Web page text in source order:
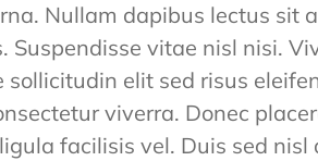
Nullam dapibus lectus sit
Suspendisse vitae nisl nisi.
sollicitudin elit sed risus
viverra. Donec
facilisis vel. Duis sed